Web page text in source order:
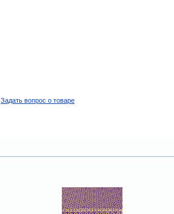
Задать вопрос о товаре